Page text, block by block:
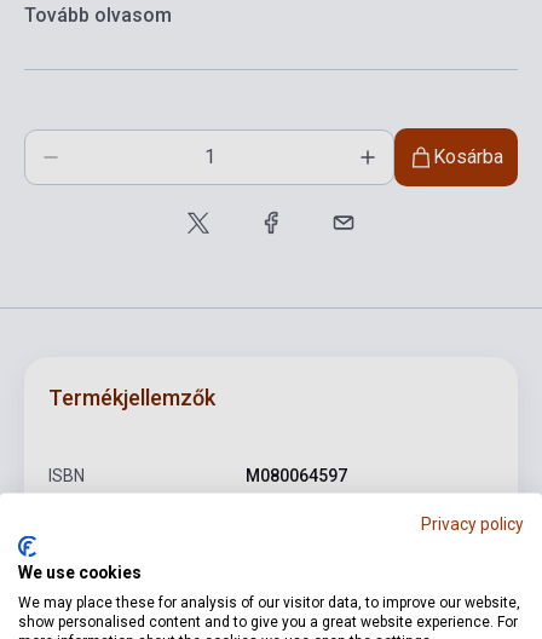
Tovább olvasom
Kosárba
Termékjellemzők
ISBN M080064597
Oldalszám
Kötés Puhakötés
Privacy policy
We use cookies
We may place these for analysis of our visitor data, to improve our website,
show personalised content and to give you a great website experience. For